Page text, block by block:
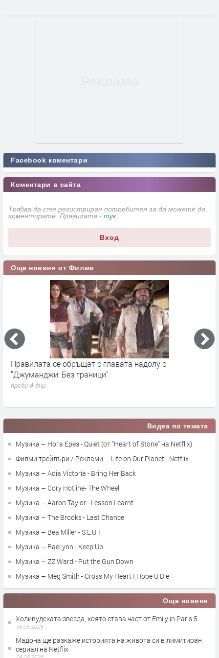
Facebook коментари
Коментари в сайта
Трябва да сте регистриран потребител за да можете да
коментирате. Правилата - тук.
Вход
Още новини от Филми
Правилата се обръщат с главата надолу с
"Джуманджи: Без граници"
преди 4 дни
Видеа по темата
Музика – Нога Ерез - Quiet (от "Heart of Stone" на Netflix)
Филми трейлъри / Реклами – Life on Our Planet - Netflix
Музика – Adia Victoria - Bring Her Back
Музика – Cory Hotline- The Wheel
Музика – Aaron Taylor - Lesson Learnt
Музика – The Brooks - Last Chance
Музика – Bea Miller - S.L.U.T.
Музика – RaeLynn - Keep Up
Музика – ZZ Ward - Put the Gun Down
Музика – Meg Smith - Cross My Heart I Hope U Die
Още новини
Холивудската звезда, която става част от Emily in Paris 5
16.05.2025
Мадона ще разкаже историята на живота си в лимитиран
сериал на Netflix